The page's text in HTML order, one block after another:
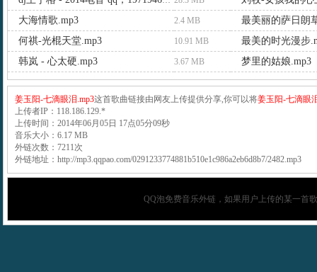
大海情歌.mp3
2.4 MB
最美丽的萨日朗
何祺-光棍天堂.mp3
10.91 MB
最美的时光漫步
韩岚 - 心太硬.mp3
3.67 MB 梦里的姑娘.mp3
姜玉阳-七滴眼泪.mp3这首歌曲链接由网友上传提供分享,你可以将姜玉阳-七滴眼
上传者IP：118.186.129.*
上传时间：2014年06月05日 17点05分09秒
音乐大小：6.17 MB
外链次数：7211次
外链地址：http://mp3.qqpao.com/0291233774881b510e1c986a2eb6d8b7/2482.mp3
QQ泡免费音乐外链，如果用户上传的某一首